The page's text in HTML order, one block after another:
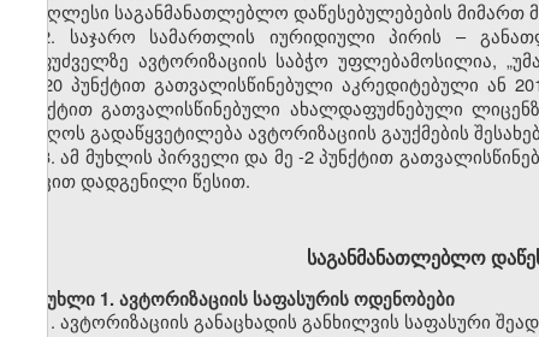
უმაღლესი საგანმანათლებლო დაწესებულებების მიმართ
2. საჯარო სამართლის იურიდიულიპირის–
საფუძველზე ავტორიზაციის საბჭო უფლებამოსილია,
მე-20 პუნქტით გათვალისწინებული აკრედიტებულიან
პუნქტით გათვალისწინებული ახალდაფუძნებული
მიიღოს გადაწყვეტილება ავტორიზაციის გაუქმების
3. ამ მუხლის პირველი და მე -2პუნქტით
თავითდადგენილი წესით.
საგანმანათლებლო
მუხლი 1. ავტორიზაციის საფასურისოდენობები
1. ავტორიზაციის განაცხადის განხილვის საფასური